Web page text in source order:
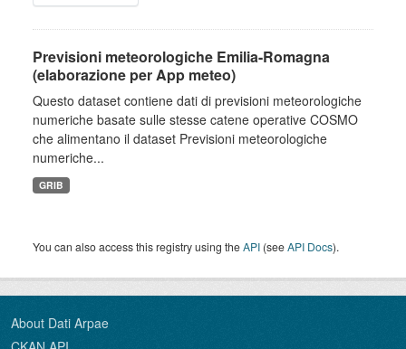
Previsioni meteorologiche Emilia-Romagna
(elaborazione per App meteo)
Questo dataset contiene dati di previsioni meteorologiche
numeriche basate sulle stesse catene operative COSMO
che alimentano il dataset Previsioni meteorologiche
numeriche...
GRIB
You can also access this registry using theAPI (seeAPI Docs).
About Dati Arpae